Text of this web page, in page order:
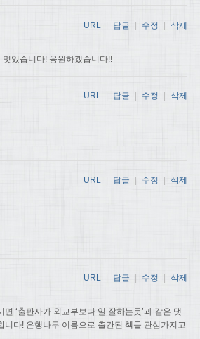
있습니다! 응원하겠습니다!!
URL | 답글 | 수정 | 삭제
URL 답글 수정 삭제
URL 답글 수정 삭제
‘출판사가 외교부보다 일 잘하는듯’과 같은 댓
다! 은행나무 이름으로 출간된 책들 관심가지고
URL 답글 수정 삭제